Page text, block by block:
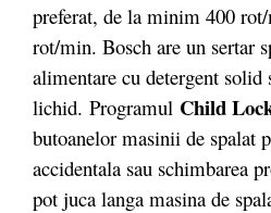
preferat, de la minim 400
rot/min. Bosch are un sertar
alimentare cu detergent solid
lichid. Programul Child
butoanelor masinii de spalat
accidentala sau schimbarea
pot juca langa masina de